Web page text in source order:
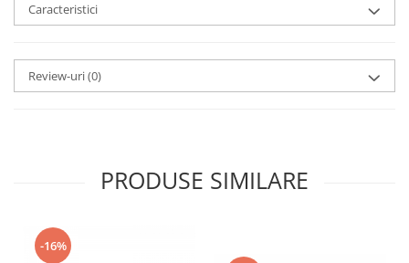
Caracteristici
Review-uri(0)
PRODUSE SIMILARE
-16%